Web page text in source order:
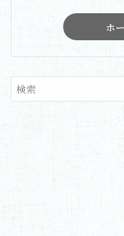
ホ